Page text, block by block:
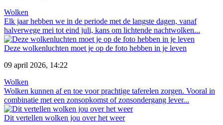
Wolken
Elk jaar hebben we in de periode met de langste dagen, vanaf
halverwege mei tot eind juli, kans om lichtende nachtwolken...
Deze wolkenluchten moet je op de foto hebben in je leven
09 april 2026, 14:22
Wolken
Wolken kunnen af en toe voor prachtige taferelen zorgen. Vooral in
combinatie met een zonsopkomst of zonsondergang lever...
Dit vertellen wolken jou over het weer